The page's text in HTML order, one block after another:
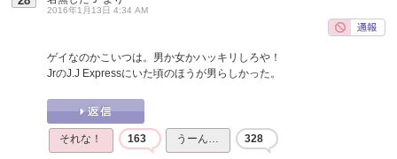
2016年1月13日 4:34 AM
ゲイなのかこいつは。男か女かハッキリしろや！
JrのJ.J Expressにいた頃のほうが男らしかった。
それな！ 163 うーん… 328